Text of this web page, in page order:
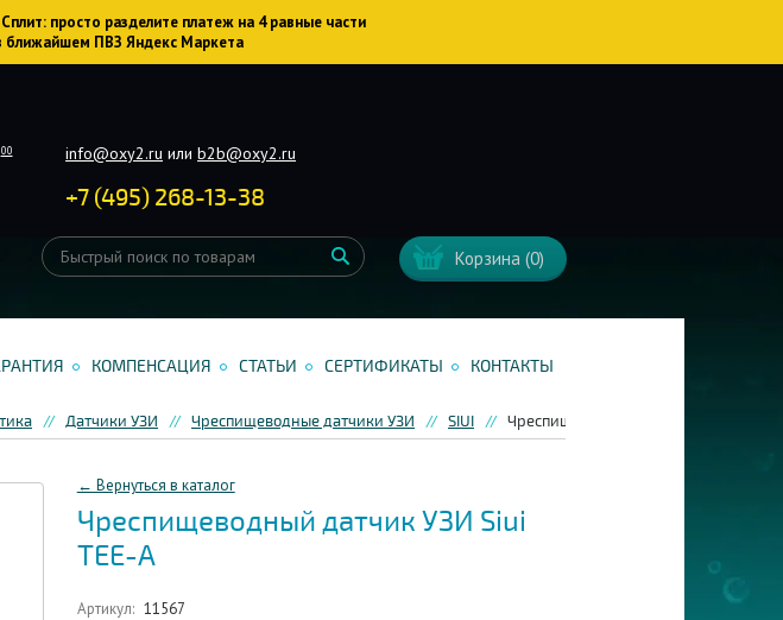
просто разделите платеж на 4 равные части
ближайшем ПВЗ Яндекс Маркета
00 info@oxy2.ru илиb2b@oxy2.ru
+7 (495) 268-13-38
Корзина(0)
КОМПЕНСАЦИЯ СТАТЬИ СЕРТИФИКАТЫ КОНТАКТЫ
Датчики УЗИ Чреспищеводные датчики УЗИ SIUI Чреспищеводный датчик УЗИ Siui
← Вернуться в каталог
Чреспищеводный датчик УЗИ Siui
TEE-A
Артикул: 11567